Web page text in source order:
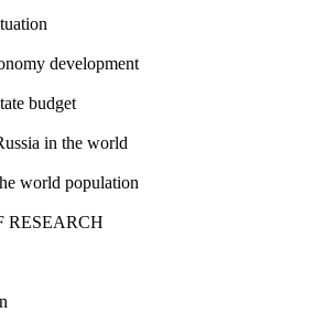
development
budget
in the world
world population
RESEARCH